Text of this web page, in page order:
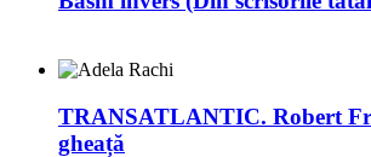
TRANSATLANTIC. Robert
gheață